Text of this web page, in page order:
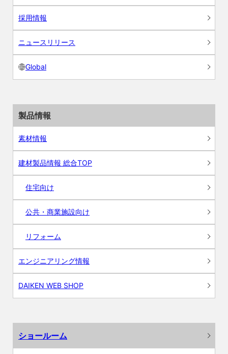
採用情報
ニュースリリース
Global
製品情報
素材情報
建材製品情報 総合TOP
住宅向け
公共・商業施設向け
リフォーム
エンジニアリング情報
DAIKEN WEB SHOP
ショールーム